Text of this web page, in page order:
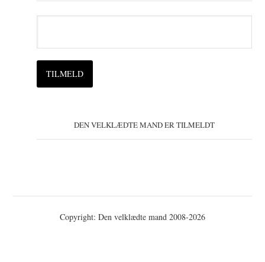
DEN VELKLÆDTE MAND ER TILMELDT
Copyright: Den velklædte mand 2008-2026